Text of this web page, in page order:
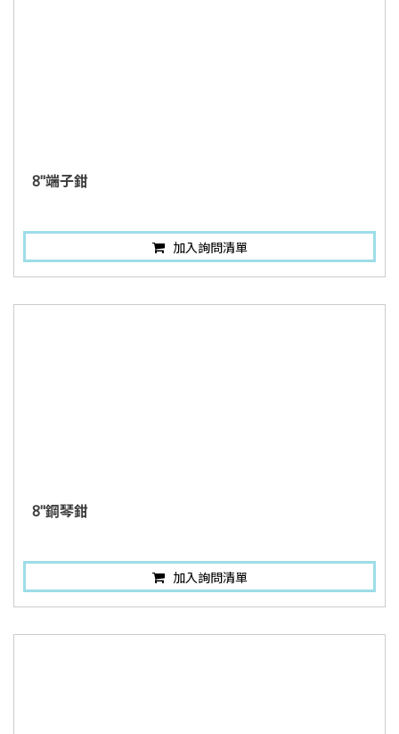
8"端子鉗
加入詢問清單
8"鋼琴鉗
加入詢問清單